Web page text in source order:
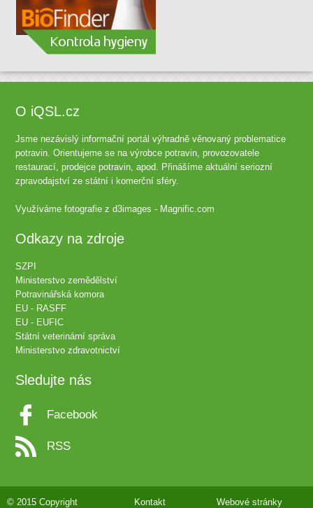
O iQSL.cz
Jsme nezávislý informační portál výhradně věnovaný problematice
potravin. Orientujeme se na výrobce potravin, provozovatele
restaurací, prodejce potravin, apod. Přinášíme aktuální seriozní
zpravodajství ze státní i komerční sféry.
Využíváme fotografie zd3images - Magnific.com
Odkazy na zdroje
SZPI
Ministerstvo zemědělství
Potravinářská komora
EU - RASFF
EU - EUFIC
Státní veterinární správa
Ministerstvo zdravotnictví
Sledujte nás
Facebook
RSS
© 2015 Copyright Kontakt Webové stránky